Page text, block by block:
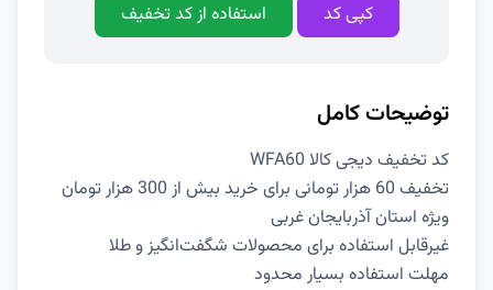
کپی کد استفاده از کد تخفیف
توضیحات کامل
کد تخفیف دیجی کالا WFA60
تخفیف 60 هزار تومانی برای خرید بیش از 300 هزار تومان
ویژه استان آذربایجان غربی
غیرقابل استفاده برای محصولات شگفت‌انگیز و طلا
مهلت استفاده بسیار محدود